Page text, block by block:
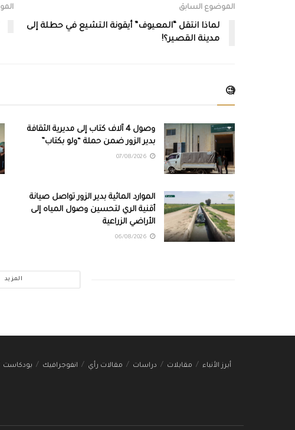
الموضوع السابق
لماذا انتقل “المعيوف” أيقونة التشيع في حطلة إلى
مدينة القصير؟!
🧐
وصول 4 آلاف كتاب إلى مديرية الثقافة
بدير الزور ضمن حملة “ولو بكتاب”
الموارد المائية بدير الزور تواصل صيانة
أقنية الري لتحسين وصول المياه إلى
الأراضي الزراعية
المزيد
أبرز الأنباء مقابلات دراسات مقالات رأي انفوجرافيك بودكاست